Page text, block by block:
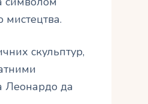
мистецтва.
скульптур,
Леонардо да